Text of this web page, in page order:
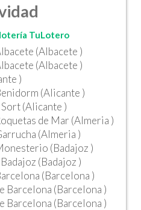
TuLotero
(Albacete )
(Albacete )
)
(Alicante )
Sort (Alicante )
de Mar (Almeria )
(Almeria )
(Badajoz )
(Badajoz )
(Barcelona )
Barcelona (Barcelona )
Barcelona (Barcelona )